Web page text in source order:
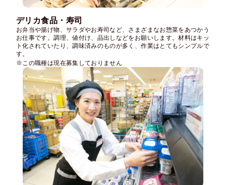
デリカ食品・寿司
お弁当や揚げ物、サラダやお寿司など、さまざまなお惣菜をあつかう
お仕事です。調理、値付け、品出しなどをお願いします。材料はキッ
ト化されていたり、調味済みのものが多く、作業はとてもシンプルで
す。
※この職種は現在募集しておりません